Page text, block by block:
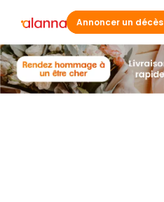
Annoncer un décès